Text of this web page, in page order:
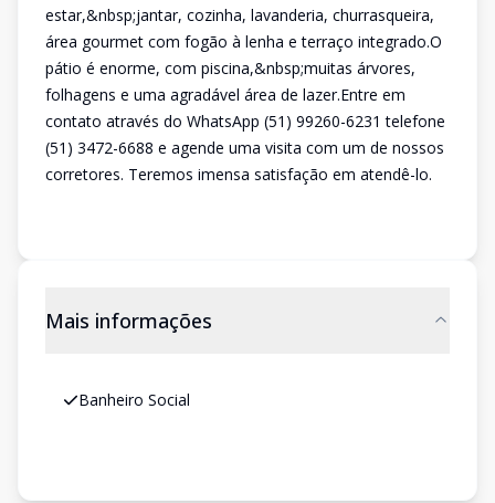
estar,&nbsp;jantar, cozinha, lavanderia, churrasqueira,
área gourmet com fogão à lenha e terraço integrado.O
pátio é enorme, com piscina,&nbsp;muitas árvores,
folhagens e uma agradável área de lazer.Entre em
contato através do WhatsApp (51) 99260-6231 telefone
(51) 3472-6688 e agende uma visita com um de nossos
corretores. Teremos imensa satisfação em atendê-lo.
Mais informações
Banheiro Social